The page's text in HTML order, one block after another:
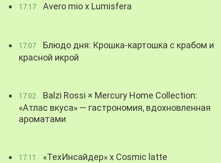
17:17 Avero mio x Lumisfera
17:07
Блюдо дня: Крошка-картошка с крабом и
красной икрой
17:02
Balzi Rossi × Mercury Home Collection:
«Атлас вкуса» — гастрономия, вдохновленная
ароматами
17:11 «ТехИнсайдер» х Cosmic latte